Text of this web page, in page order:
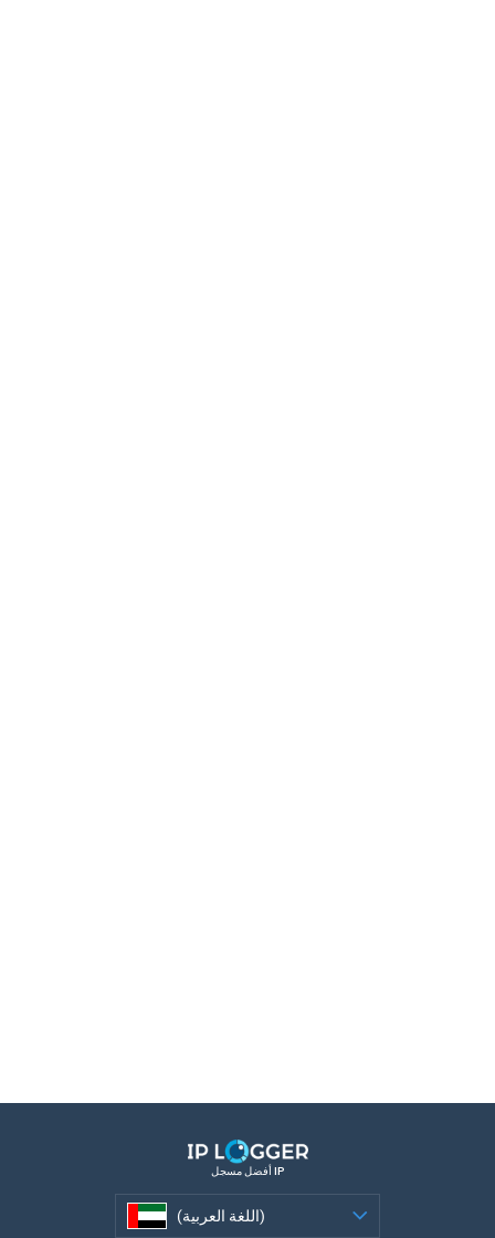
أفضل مسجل IP
(اللغة العربية)